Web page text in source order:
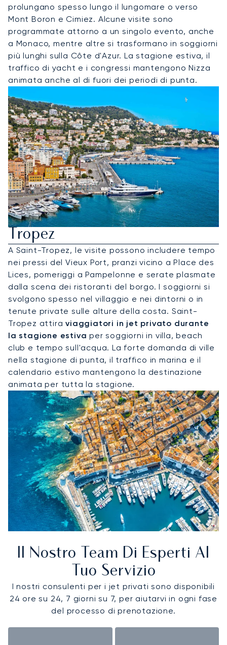
prolungano spesso lungo il lungomare o verso
Mont Boron e Cimiez. Alcune visite sono
programmate attorno a un singolo evento, anche
a Monaco, mentre altre si trasformano in soggiorni
più lunghi sulla Côte d'Azur. La stagione estiva, il
traffico di yacht e i congressi mantengono Nizza
animata anche al di fuori dei periodi di punta.
Noleggia Un Jet Privato Per St
Tropez
A Saint-Tropez, le visite possono includere tempo
nei pressi del Vieux Port, pranzi vicino a Place des
Lices, pomeriggi a Pampelonne e serate plasmate
dalla scena dei ristoranti del borgo. I soggiorni si
svolgono spesso nel villaggio e nei dintorni o in
tenute private sulle alture della costa. Saint-
Tropez attiraviaggiatori in jet privato durante
la stagione estiva per soggiorni in villa, beach
club e tempo sull'acqua. La forte domanda di ville
nella stagione di punta, il traffico in marina e il
calendario estivo mantengono la destinazione
animata per tutta la stagione.
Il Nostro Team Di Esperti Al
Tuo Servizio
I nostri consulenti per i jet privati sono disponibili
24 ore su 24, 7 giorni su 7, per aiutarvi in ogni fase
del processo di prenotazione.